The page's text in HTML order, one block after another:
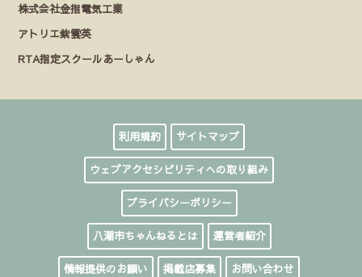
株式会社金指電気工業
アトリエ紫雲英
RTA指定スクールあーしゃん
利用規約 サイトマップ
ウェブアクセシビリティへの取り組み
プライバシーポリシー
八潮市ちゃんねるとは 運営者紹介
情報提供のお願い 掲載店募集 お問い合わせ